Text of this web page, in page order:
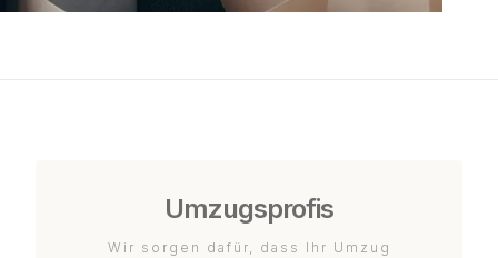
Umzugsprofis
Wir sorgen dafür, dass Ihr Umzug